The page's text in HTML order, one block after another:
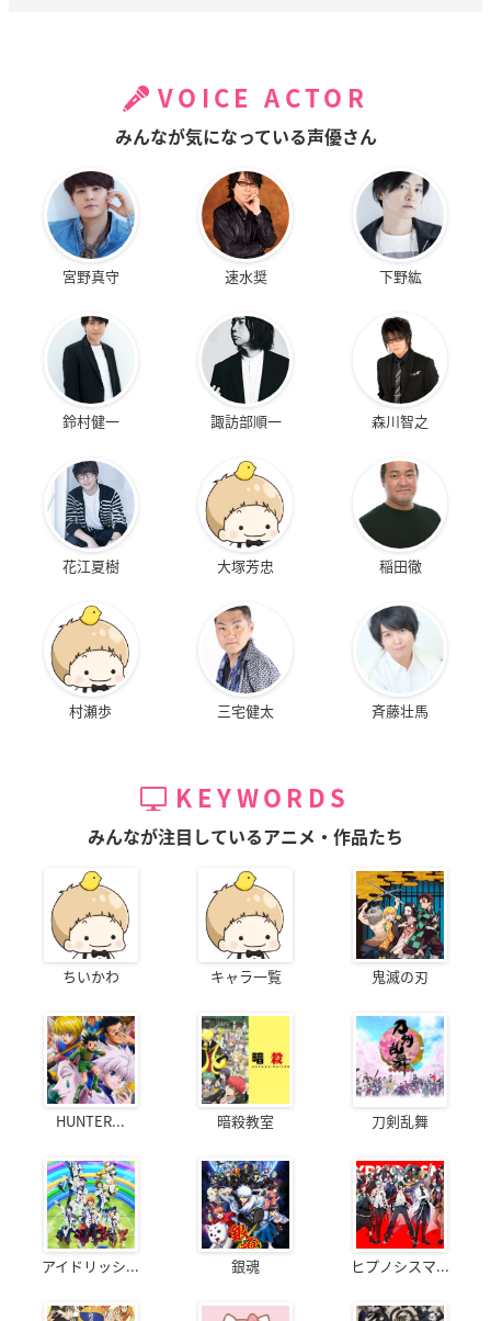
VOICE ACTOR
みんなが気になっている声優さん
宮野真守 速水奨 下野紘
鈴村健一 諏訪部順一 森川智之
花江夏樹 大塚芳忠 稲田徹
村瀬歩 三宅健太 斉藤壮馬
KEYWORDS
みんなが注目しているアニメ・作品たち
ちいかわ キャラ一覧 鬼滅の刃
HUNTER... 暗殺教室 刀剣乱舞
アイドリッシ... 銀魂 ヒプノシスマ...